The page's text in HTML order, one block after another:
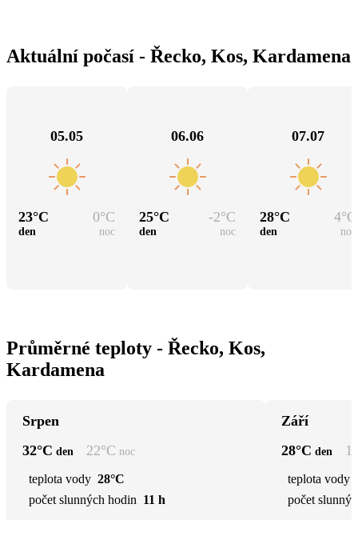
Aktuální počasí - Řecko, Kos, Kardamena
05.05
23°C 0°C
den noc
06.06
25°C -2°C
den noc
07.07
28°C 4°C
den noc
Průměrné teploty - Řecko, Kos,
Kardamena
Srpen
32°C den 22°C noc
teplota vody 28°C
počet slunných hodin 11 h
Září
28°C den
teplota vody
počet